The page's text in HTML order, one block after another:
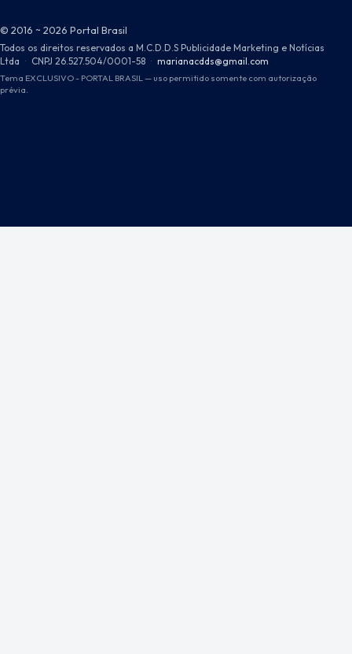
© 2016 ~ 2026 Portal Brasil
Todos os direitos reservados a M.C.D.D.S Publicidade Marketing e Notícias
Ltda · CNPJ 26.527.504/0001-58 · marianacdds@gmail.com
Tema EXCLUSIVO - PORTAL BRASIL — uso permitido somente com autorização
prévia.